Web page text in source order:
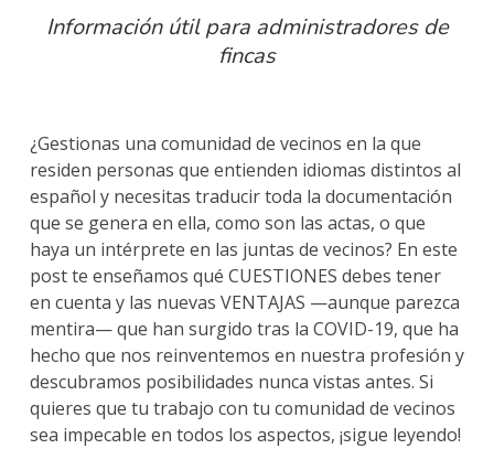
Información útil para administradores de
fincas
¿Gestionas una comunidad de vecinos en la que
residen personas que entienden idiomas distintos al
español y necesitas traducir toda la documentación
que se genera en ella, como son las actas, o que
haya un intérprete en las juntas de vecinos? En este
post te enseñamos qué CUESTIONES debes tener
en cuenta y las nuevas VENTAJAS —aunque parezca
mentira— que han surgido tras la COVID-19, que ha
hecho que nos reinventemos en nuestra profesión y
descubramos posibilidades nunca vistas antes. Si
quieres que tu trabajo con tu comunidad de vecinos
sea impecable en todos los aspectos, ¡sigue leyendo!